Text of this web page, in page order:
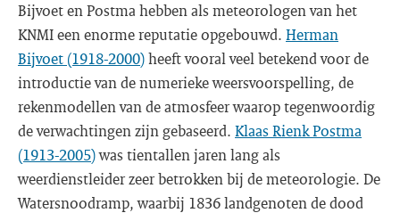
Bijvoet en Postma hebben als meteorologen van het
KNMI een enorme reputatie opgebouwd. Herman
Bijvoet (1918-2000)heeft vooral veel betekend voor de
introductie van de numerieke weersvoorspelling, de
rekenmodellen van de atmosfeer waarop tegenwoordig
de verwachtingen zijn gebaseerd. Klaas Rienk Postma
(1913-2005)was tientallen jaren lang als
weerdienstleider zeer betrokken bij de meteorologie. De
Watersnoodramp, waarbij 1836 landgenoten de dood